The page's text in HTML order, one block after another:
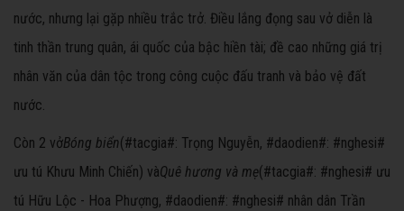
nước, nhưng lại gặp nhiều trắc trở. Điều lắng đọng sau vở diễn là
tinh thần trung quân, ái quốc của bậc hiền tài; đề cao những giá trị
nhân văn của dân tộc trong công cuộc đấu tranh và bảo vệ đất
nước.
Còn 2 vởBóng biển(#tacgia#: Trọng Nguyễn, #daodien#: #nghesi#
ưu tú Khưu Minh Chiến) vàQuê hương và mẹ(#tacgia#: #nghesi# ưu
tú Hữu Lộc - Hoa Phượng, #daodien#: #nghesi# nhân dân Trần